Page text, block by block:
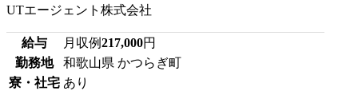
UTエージェント株式会社
給与 月収例217,000円
勤務地
和歌山県 かつらぎ町
寮・社宅 あり